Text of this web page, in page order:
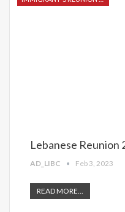
Lebanese Reunion
AD_LIBC Feb 3, 2023
READ MORE...